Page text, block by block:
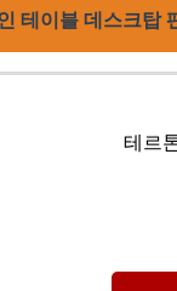
테이블 데스크탑
테르